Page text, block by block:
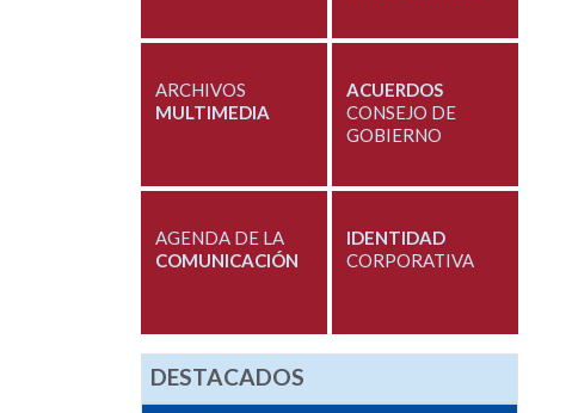
ARCHIVOS
MULTIMEDIA
ACUERDOS
CONSEJO DE
GOBIERNO
AGENDA DE LA
COMUNICACIÓN
IDENTIDAD
CORPORATIVA
DESTACADOS